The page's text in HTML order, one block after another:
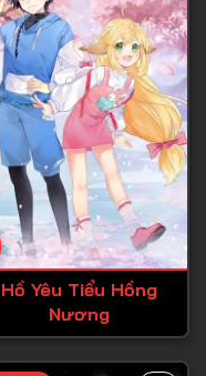
Hồ Yêu Tiểu Hồng
Nương